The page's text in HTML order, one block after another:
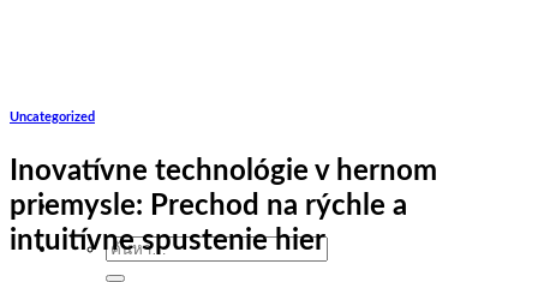
ค้นหา:
Uncategorized
Inovatívne technológie v hernom
priemysle: Prechod na rýchle a
intuitívne spustenie hier